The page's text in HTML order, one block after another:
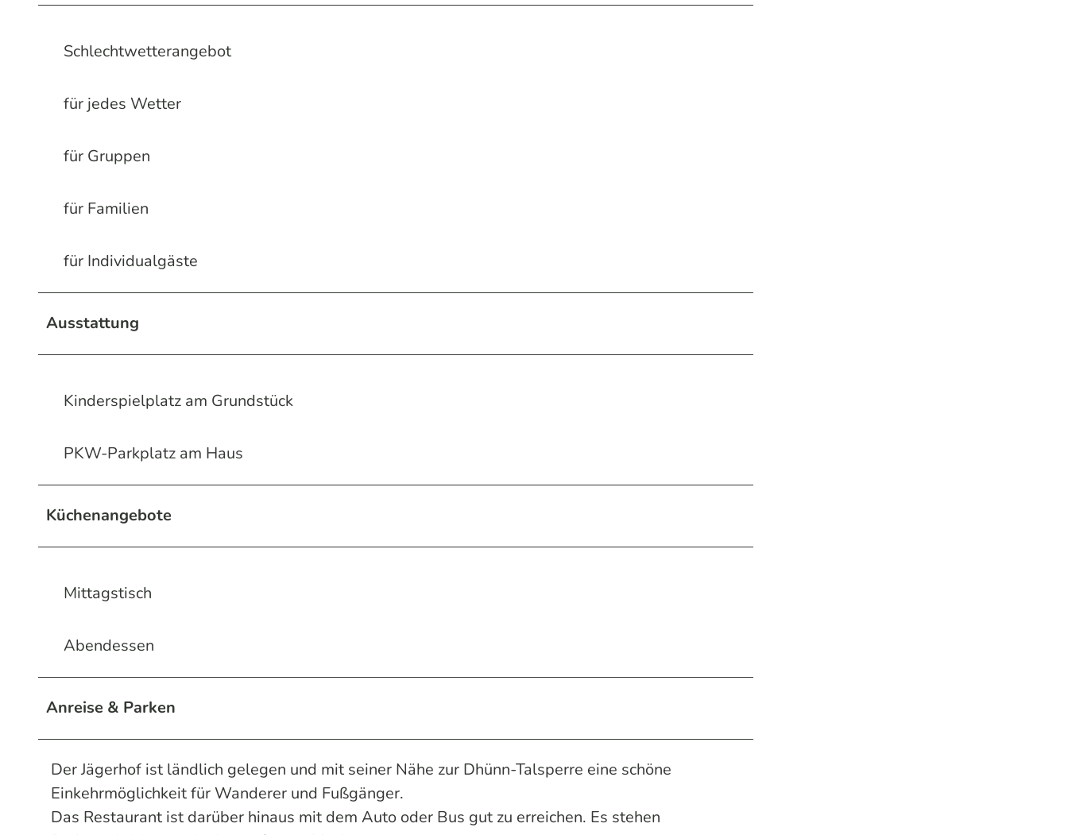
Schlechtwetterangebot
für jedes Wetter
für Gruppen
für Familien
für Individualgäste
Ausstattung
Kinderspielplatz am Grundstück
PKW-Parkplatz am Haus
Küchenangebote
Mittagstisch
Abendessen
Anreise & Parken
Der Jägerhof ist ländlich gelegen und mit seiner Nähe zur Dhünn-Talsperre eine schöne
Einkehrmöglichkeit für Wanderer und Fußgänger.
Das Restaurant ist darüber hinaus mit dem Auto oder Bus gut zu erreichen. Es stehen